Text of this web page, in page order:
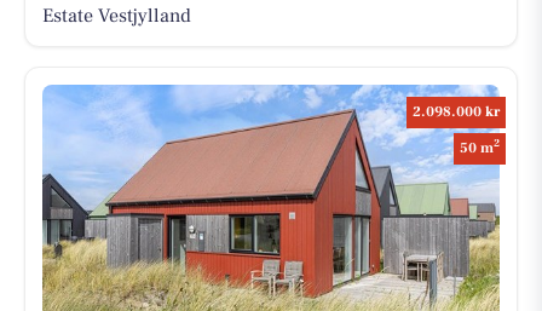
Estate Vestjylland
2.098.000 kr
50 m2